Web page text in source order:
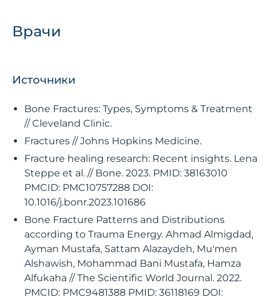
Врачи
Источники
Bone Fractures: Types, Symptoms & Treatment
// Cleveland Clinic.
Fractures // Johns Hopkins Medicine.
Fracture healing research: Recent insights. Lena
Steppe et al. // Bone. 2023. PMID: 38163010
PMCID: PMC10757288 DOI:
10.1016/j.bonr.2023.101686
Bone Fracture Patterns and Distributions
according to Trauma Energy. Ahmad Almigdad,
Ayman Mustafa, Sattam Alazaydeh, Mu'men
Alshawish, Mohammad Bani Mustafa, Hamza
Alfukaha // The Scientific World Journal. 2022.
PMCID: PMC9481388 PMID: 36118169 DOI: